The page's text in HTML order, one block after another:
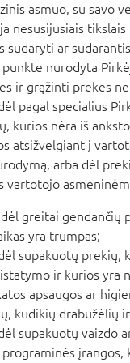
asmuo, su savo
nesusijusiais
sudaryti ar
punkte nurodyta
ir grąžinti prekes
pagal specialius
kurios nėra iš
atsižvelgiant į
arba dėl
vartotojo
greitai gendančių
yra trumpas;
supakuotų prekių,
ir kurios yra
apsaugos ar
kūdikių drabužėlių
supakuotų vaizdo
įrangos,